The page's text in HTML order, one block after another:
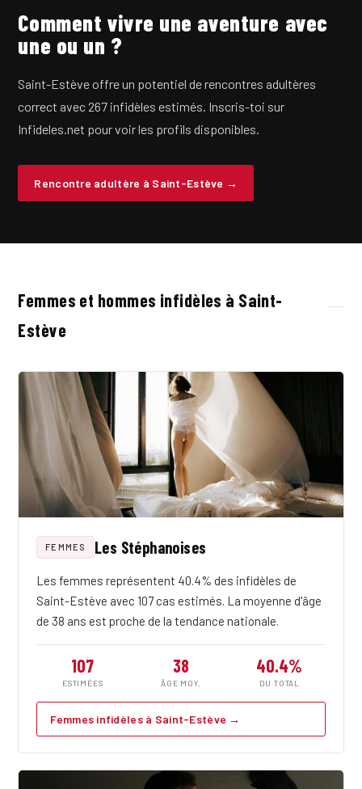
Comment vivre une aventure avec
une ou un ?
Saint-Estève offre un potentiel de rencontres adultères
correct avec 267 infidèles estimés. Inscris-toi sur
Infideles.net pour voir les profils disponibles.
Rencontre adultère à Saint-Estève →
Femmes et hommes infidèles à Saint-
Estève
FEMMES Les Stéphanoises
Les femmes représentent 40.4% des infidèles de
Saint-Estève avec 107 cas estimés. La moyenne d'âge
de 38 ans est proche de la tendance nationale.
107
ESTIMÉES
38
ÂGE MOY.
40.4%
DU TOTAL
Femmes infidèles à Saint-Estève →